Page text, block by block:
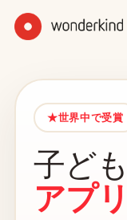
★世界中で受賞
子ど
アプ